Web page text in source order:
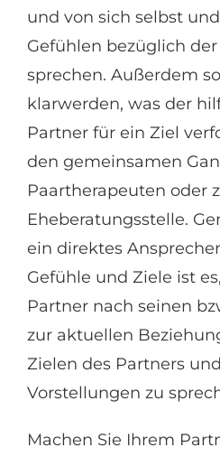
und von sich selbst
Gefühlen bezüglich
sprechen. Außerdem
klarwerden, was der
Partner für ein Ziel
den gemeinsamen
Paartherapeuten oder
Eheberatungsstelle.
ein direktes
Gefühle und Ziele ist
Partner nach seinen
zur aktuellen
Zielen des Partners
Vorstellungen zu
Machen Sie Ihrem